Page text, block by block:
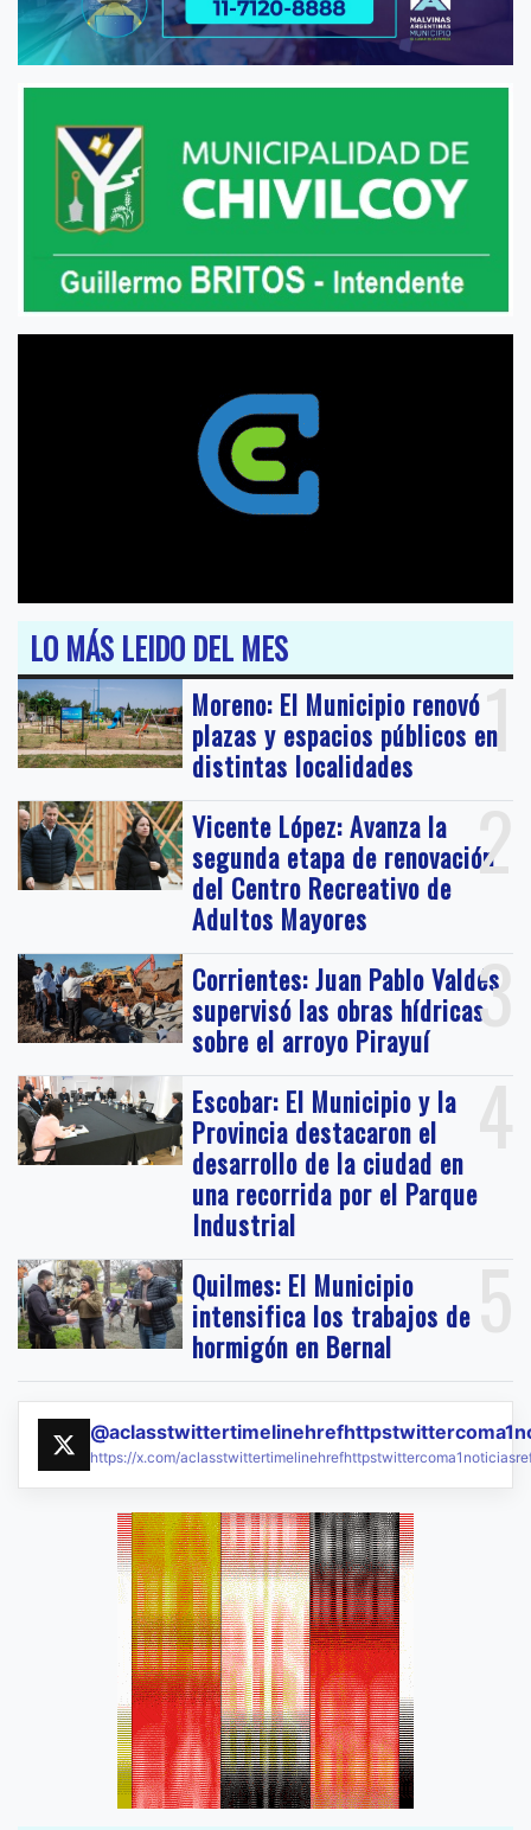
LO MÁS LEIDO DEL MES
1
Moreno: El Municipio renovó
plazas y espacios públicos en
distintas localidades
2
Vicente López: Avanza la
segunda etapa de renovación
del Centro Recreativo de
Adultos Mayores
3
Corrientes: Juan Pablo Valdés
supervisó las obras hídricas
sobre el arroyo Pirayuí
4
Escobar: El Municipio y la
Provincia destacaron el
desarrollo de la ciudad en
una recorrida por el Parque
Industrial
5
Quilmes: El Municipio
intensifica los trabajos de
hormigón en Bernal
https://x.com/